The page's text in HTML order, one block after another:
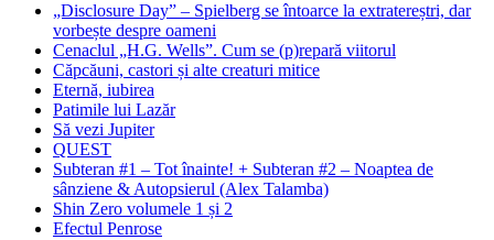
„Disclosure Day” – Spielberg se întoarce la extratereștri, dar
vorbește despre oameni
Cenaclul „H.G. Wells”. Cum se (p)repară viitorul
Căpcăuni, castori și alte creaturi mitice
Eternă, iubirea
Patimile lui Lazăr
Să vezi Jupiter
QUEST
Subteran #1 – Tot înainte! + Subteran #2 – Noaptea de
sânziene & Autopsierul (Alex Talamba)
Shin Zero volumele 1 și 2
Efectul Penrose